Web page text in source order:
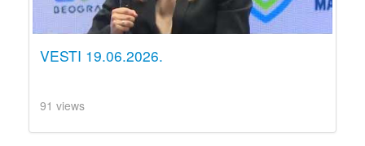
VESTI 19.06.2026.
91 views